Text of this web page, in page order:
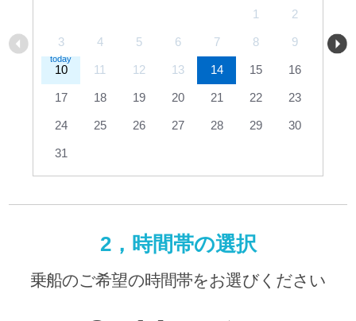
1 2
3 4 5 6 7 8 9
10 11 12 13 14 15 16
17 18 19 20 21 22 23
24 25 26 27 28 29 30
31
2，時間帯の選択
乗船のご希望の時間帯をお選びください